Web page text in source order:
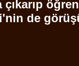
de